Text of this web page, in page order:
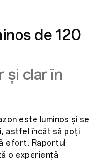
de 120
și clar în
este luminos și se
astfel încât să poți
efort. Raportul
o experiență